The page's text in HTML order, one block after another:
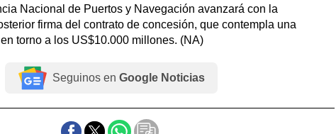
Nacional de Puertos y Navegación avanzará con la
firma del contrato de concesión, que contempla una
torno a los US$10.000 millones. (NA)
Seguinos en Google Noticias